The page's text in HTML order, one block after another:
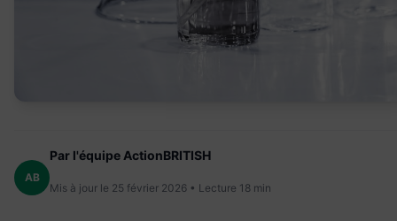
AB
Par l'équipe ActionBRITISH
Mis à jour le 25 février 2026 • Lecture 18 min